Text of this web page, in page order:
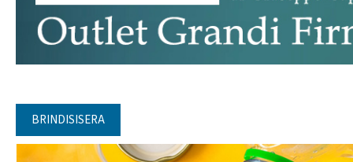
BRINDISISERA